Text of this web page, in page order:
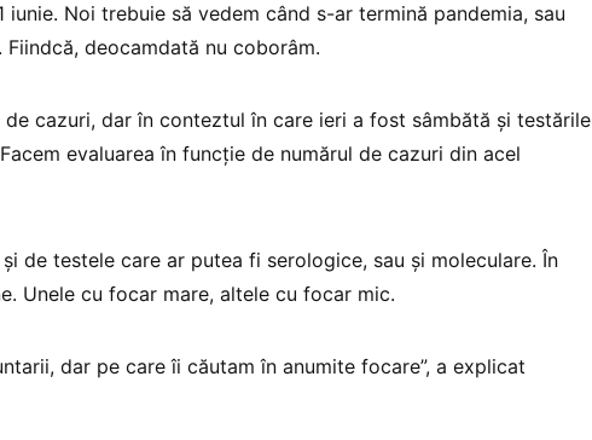
iunie. Noi trebuie să vedem când s-ar termină pandemia, sau
Fiindcă, deocamdată nu coborâm.
de cazuri, dar în conteztul în care ieri a fost sâmbătă și testările
evaluarea în funcție de numărul de cazuri din acel
de testele care ar putea fi serologice, sau și moleculare. În
Unele cu focar mare, altele cu focar mic.
dar pe care îi căutam în anumite focare”, a explicat